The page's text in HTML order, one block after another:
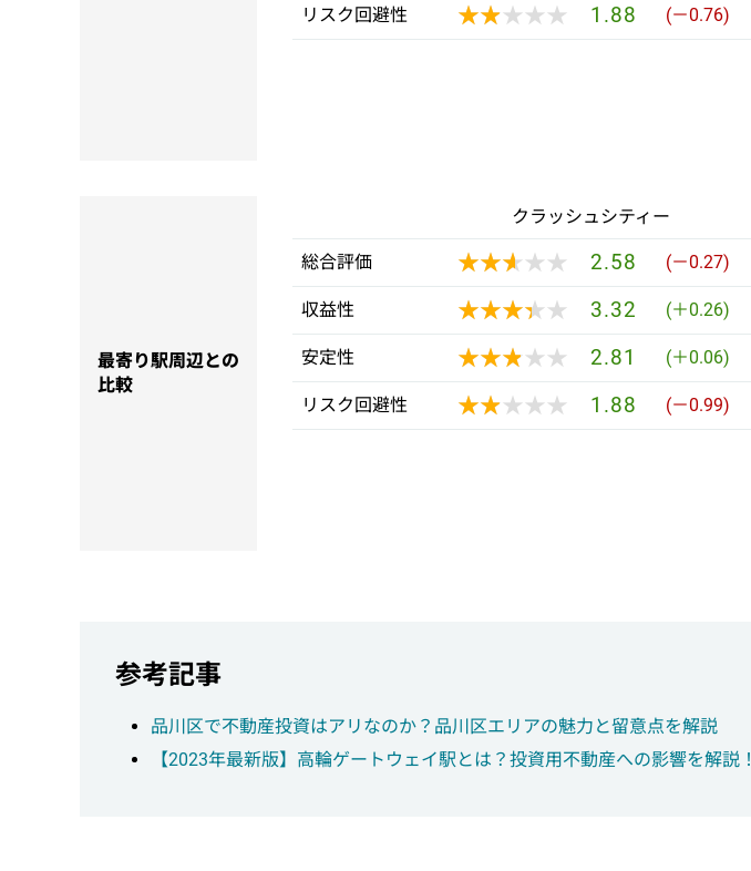
リスク回避性 ★★★★★
★★★★★ 1.88 (－0.76)
最寄り駅周辺との
比較
クラッシュシティー
総合評価 ★★★★★
★★★★★ 2.58 (－0.27)
収益性 ★★★★★
★★★★★ 3.32 (＋0.26)
安定性 ★★★★★
★★★★★ 2.81 (＋0.06)
リスク回避性 ★★★★★
★★★★★ 1.88 (－0.99)
参考記事
品川区で不動産投資はアリなのか？品川区エリアの魅力と留意点を解説
【2023年最新版】高輪ゲートウェイ駅とは？投資用不動産への影響を解説！